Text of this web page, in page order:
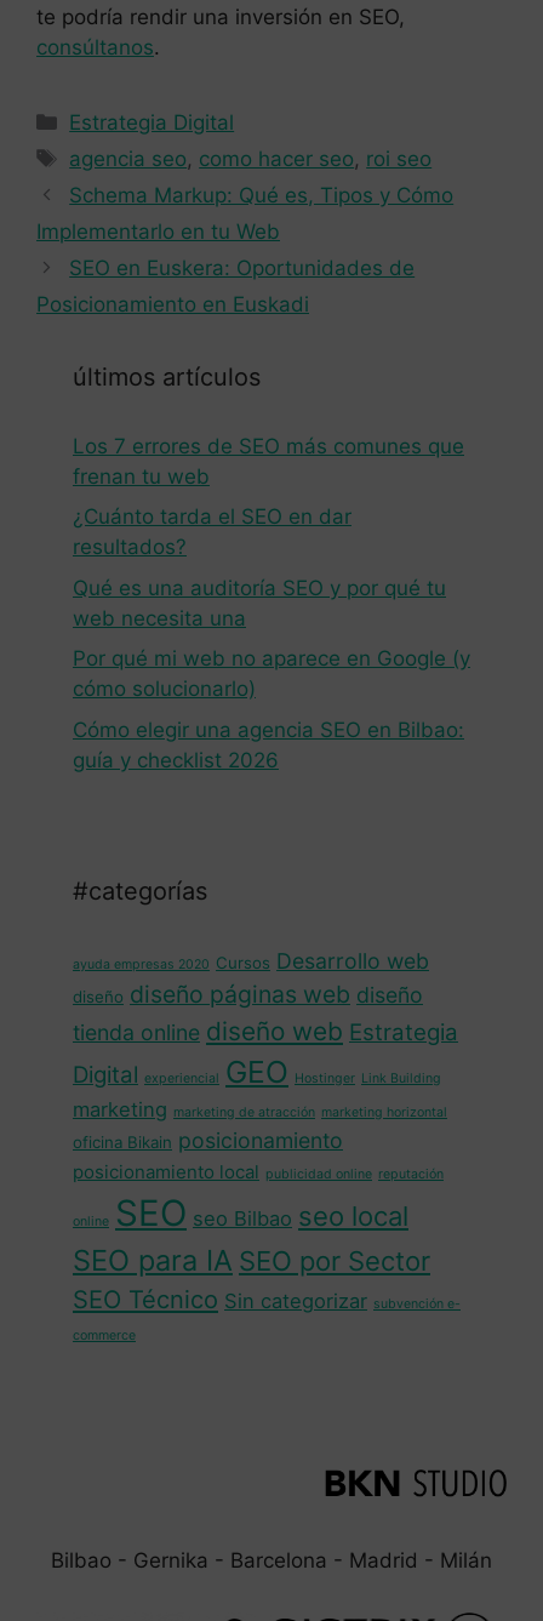
te podría rendir una inversión en SEO,
consúltanos.
Categorías
Estrategia Digital
Etiquetas
agencia seo, como hacer seo, roi seo
Schema Markup: Qué es, Tipos y Cómo
Implementarlo en tu Web
SEO en Euskera: Oportunidades de
Posicionamiento en Euskadi
últimos artículos
Los 7 errores de SEO más comunes que
frenan tu web
¿Cuánto tarda el SEO en dar
resultados?
Qué es una auditoría SEO y por qué tu
web necesita una
Por qué mi web no aparece en Google (y
cómo solucionarlo)
Cómo elegir una agencia SEO en Bilbao:
guía y checklist 2026
#categorías
ayuda empresas 2020 Cursos Desarrollo web
diseño diseño páginas web diseño
tienda online diseño web Estrategia
Digital experiencial GEO Hostinger Link Building
marketing marketing de atracción marketing horizontal
oficina Bikain posicionamiento
posicionamiento local publicidad online reputación
online SEO seo Bilbao seo local
SEO para IA SEO por Sector
SEO Técnico Sin categorizar subvención e-
commerce
Bilbao - Gernika - Barcelona - Madrid - Milán